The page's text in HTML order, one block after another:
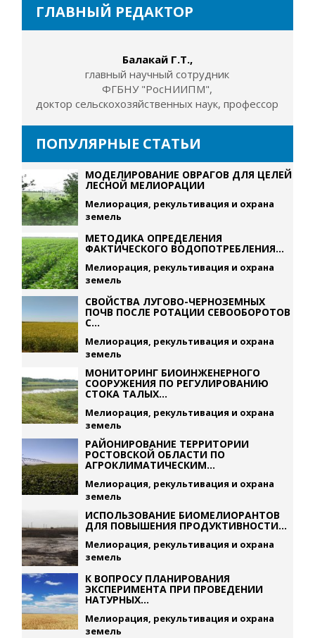
ГЛАВНЫЙ РЕДАКТОР
Балакай Г.Т.,
главный научный сотрудник
ФГБНУ "РосНИИПМ",
доктор сельскохозяйственных наук, профессор
ПОПУЛЯРНЫЕ СТАТЬИ
МОДЕЛИРОВАНИЕ ОВРАГОВ ДЛЯ ЦЕЛЕЙ
ЛЕСНОЙ МЕЛИОРАЦИИ
Мелиорация, рекультивация и охрана
земель
МЕТОДИКА ОПРЕДЕЛЕНИЯ
ФАКТИЧЕСКОГО ВОДОПОТРЕБЛЕНИЯ...
Мелиорация, рекультивация и охрана
земель
СВОЙСТВА ЛУГОВО-ЧЕРНОЗЕМНЫХ
ПОЧВ ПОСЛЕ РОТАЦИИ СЕВООБОРОТОВ
С...
Мелиорация, рекультивация и охрана
земель
МОНИТОРИНГ БИОИНЖЕНЕРНОГО
СООРУЖЕНИЯ ПО РЕГУЛИРОВАНИЮ
СТОКА ТАЛЫХ...
Мелиорация, рекультивация и охрана
земель
РАЙОНИРОВАНИЕ ТЕРРИТОРИИ
РОСТОВСКОЙ ОБЛАСТИ ПО
АГРОКЛИМАТИЧЕСКИМ...
Мелиорация, рекультивация и охрана
земель
ИСПОЛЬЗОВАНИЕ БИОМЕЛИОРАНТОВ
ДЛЯ ПОВЫШЕНИЯ ПРОДУКТИВНОСТИ...
Мелиорация, рекультивация и охрана
земель
К ВОПРОСУ ПЛАНИРОВАНИЯ
ЭКСПЕРИМЕНТА ПРИ ПРОВЕДЕНИИ
НАТУРНЫХ...
Мелиорация, рекультивация и охрана
земель